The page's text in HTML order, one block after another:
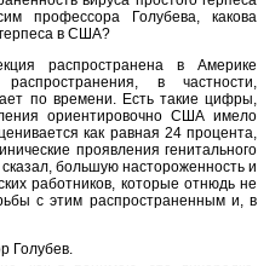
профессора Голубева, какова
герпеса в США?
распространена в Америке
в частности,
по времени. Есть такие цифры,
ориентировочно США имело
как равная 24 процента,
проявления генитального
большую настороженность и
работников, которые отнюдь не
с этим распространенным и, в
Голубев.